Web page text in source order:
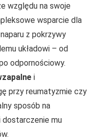
względu na swoje
wsparcie dla
z pokrzywy
układowi – od
odpornościowy.
i
przy reumatyzmie czy
sposób na
dostarczenie mu